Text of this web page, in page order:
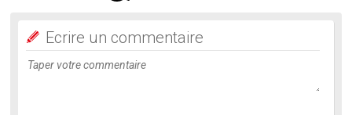
Ecrire un commentaire